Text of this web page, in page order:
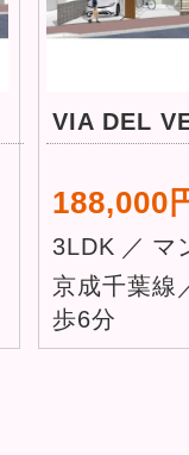
VIA DEL
188,000
3LDK ／ マ
京成千葉線
歩6分